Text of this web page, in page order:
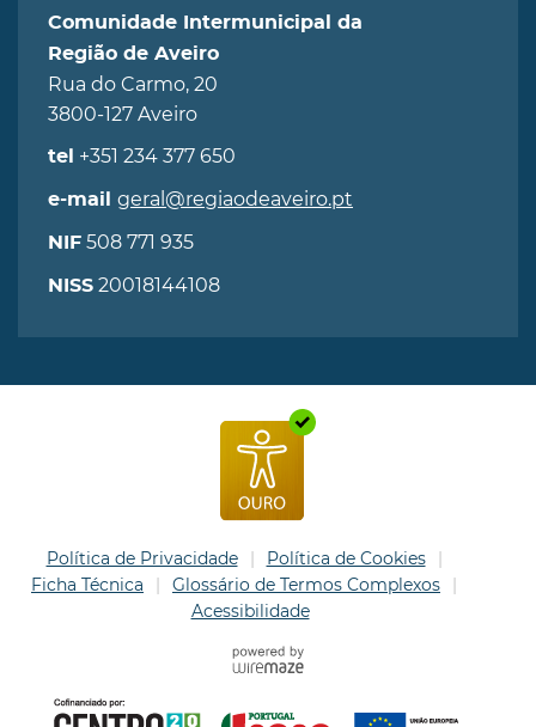
Comunidade Intermunicipal da
Região de Aveiro
Rua do Carmo, 20
3800-127 Aveiro
tel +351 234 377 650
e-mail geral@regiaodeaveiro.pt
NIF 508 771 935
NISS 20018144108
Política de Privacidade
Política de Cookies
Ficha Técnica
Glossário de Termos Complexos
Acessibilidade